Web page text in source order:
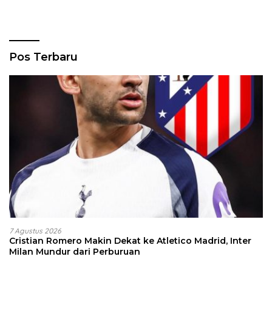
Pos Terbaru
7 Agustus 2026
Cristian Romero Makin Dekat ke Atletico Madrid, Inter
Milan Mundur dari Perburuan